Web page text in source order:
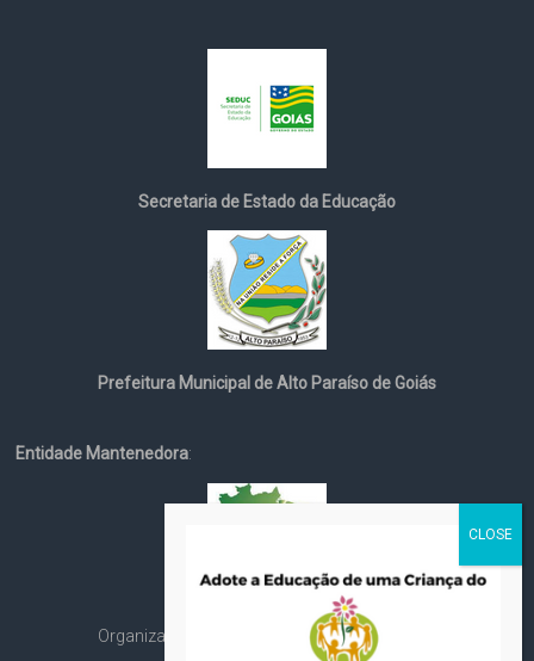
Secretaria de Estado da Educação
Prefeitura Municipal de Alto Paraíso de Goiás
Entidade Mantenedora:
Organização Social Cristã Espírita André Luiz